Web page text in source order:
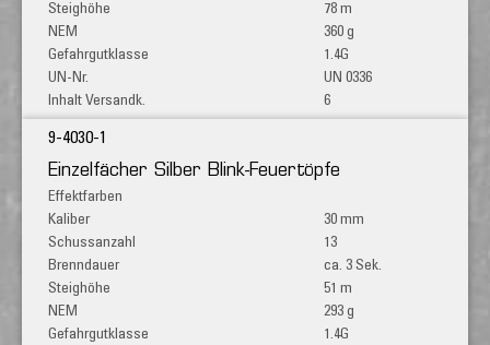
78 m
360 g
1.4G
UN 0336
6
Einzelfächer Silber Blink-Feuertöpfe
9-4030-1
30 mm
13
ca. 3 Sek.
51 m
293 g
1.4G